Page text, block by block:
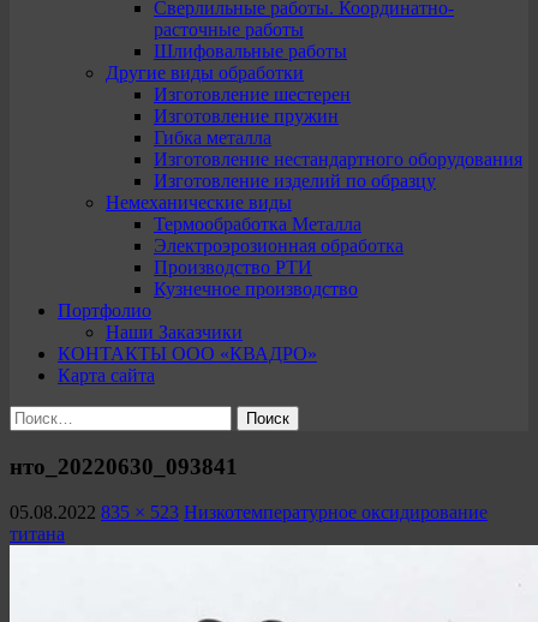
Сверлильные работы. Координатно-
расточные работы
Шлифовальные работы
Другие виды обработки
Изготовление шестерен
Изготовление пружин
Гибка металла
Изготовление нестандартного оборудования
Изготовление изделий по образцу
Немеханические виды
Термообработка Металла
Электроэрозионная обработка
Производство РТИ
Кузнечное производство
Портфолио
Наши Заказчики
КОНТАКТЫ ООО «КВАДРО»
Карта сайта
Найти:
нто_20220630_093841
05.08.2022 835 × 523 Низкотемпературное оксидирование
титана